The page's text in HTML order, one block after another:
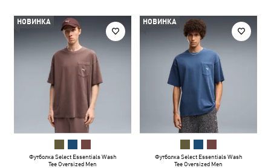
НОВИНКА
Футболка Select Essentials Wash
Tee Oversized Men
НОВИНКА
Футболка Select Essentials Wash
Tee Oversized Men